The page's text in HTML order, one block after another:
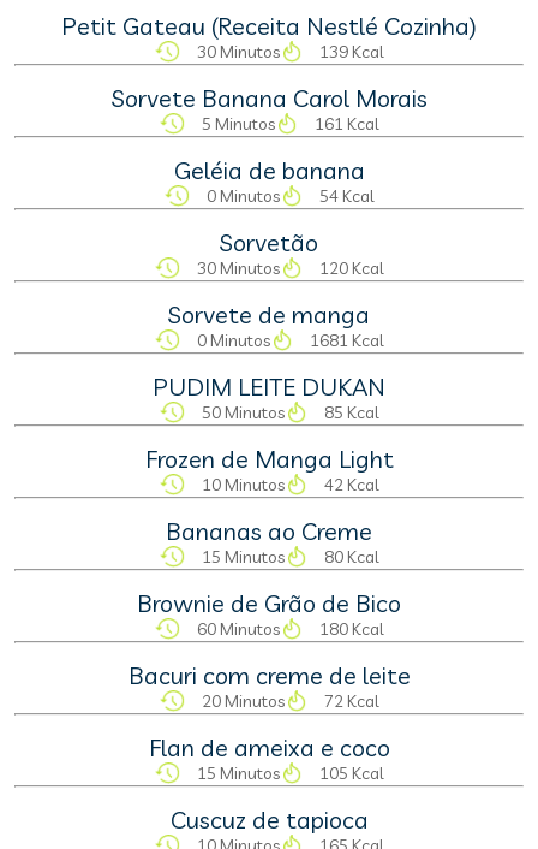
Petit Gateau (Receita Nestlé Cozinha)
30 Minutos 139 Kcal
Sorvete Banana Carol Morais
5 Minutos 161 Kcal
Geléia de banana
0 Minutos 54 Kcal
Sorvetão
30 Minutos 120 Kcal
Sorvete de manga
0 Minutos 1681 Kcal
PUDIM LEITE DUKAN
50 Minutos 85 Kcal
Frozen de Manga Light
10 Minutos 42 Kcal
Bananas ao Creme
15 Minutos 80 Kcal
Brownie de Grão de Bico
60 Minutos 180 Kcal
Bacuri com creme de leite
20 Minutos 72 Kcal
Flan de ameixa e coco
15 Minutos 105 Kcal
Cuscuz de tapioca